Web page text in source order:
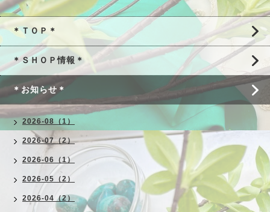
＊ＴＯＰ＊
＊ＳＨＯＰ情報＊
＊お知らせ＊
2026-08（1）
2026-07（2）
2026-06（1）
2026-05（2）
2026-04（2）